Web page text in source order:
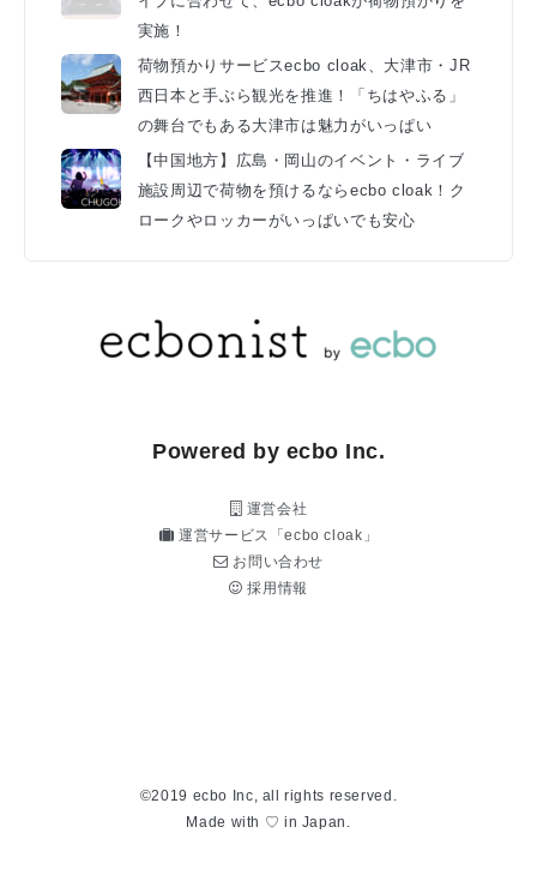
実施！
荷物預かりサービスecbo cloak、大津市・JR
西日本と手ぶら観光を推進！「ちはやふる」
の舞台でもある大津市は魅力がいっぱい
【中国地方】広島・岡山のイベント・ライブ
施設周辺で荷物を預けるならecbo cloak！ク
ロークやロッカーがいっぱいでも安心
Powered by ecbo Inc.
運営会社
運営サービス「ecbo cloak」
お問い合わせ
採用情報
©2019 ecbo Inc, all rights reserved.
Made with ♡ in Japan.